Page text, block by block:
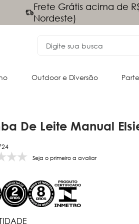
Frete Grátis acima de
Nordeste)
Outdoor e Diversão
De Leite Manual
Seja o primeiro a avaliar